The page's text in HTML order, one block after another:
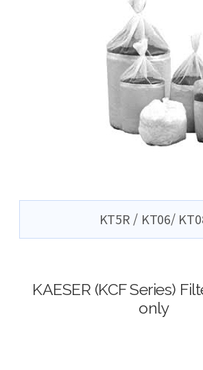
KT5R / KT06/
KAESER (KCF Series)
only